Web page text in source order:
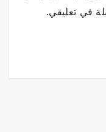
في تعليقي.